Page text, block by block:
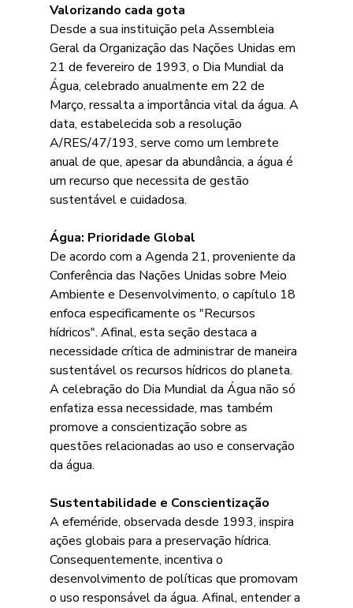
Valorizando cada gota
Desde a sua instituição pela Assembleia
Geral da Organização das Nações Unidas em
21 de fevereiro de 1993, o Dia Mundial da
Água, celebrado anualmente em 22 de
Março, ressalta a importância vital da água. A
data, estabelecida sob a resolução
A/RES/47/193, serve como um lembrete
anual de que, apesar da abundância, a água é
um recurso que necessita de gestão
sustentável e cuidadosa.
Água: Prioridade Global
De acordo com a Agenda 21, proveniente da
Conferência das Nações Unidas sobre Meio
Ambiente e Desenvolvimento, o capítulo 18
enfoca especificamente os "Recursos
hídricos". Afinal, esta seção destaca a
necessidade crítica de administrar de maneira
sustentável os recursos hídricos do planeta.
A celebração do Dia Mundial da Água não só
enfatiza essa necessidade, mas também
promove a conscientização sobre as
questões relacionadas ao uso e conservação
da água.
Sustentabilidade e Conscientização
A efeméride, observada desde 1993, inspira
ações globais para a preservação hídrica.
Consequentemente, incentiva o
desenvolvimento de políticas que promovam
o uso responsável da água. Afinal, entender a